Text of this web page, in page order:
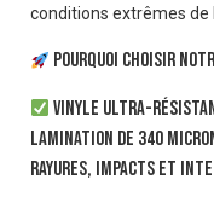
conditions extrêmes de
Pourquoi choisir
Vinyle ultra-
lamination de 340
rayures, impacts et